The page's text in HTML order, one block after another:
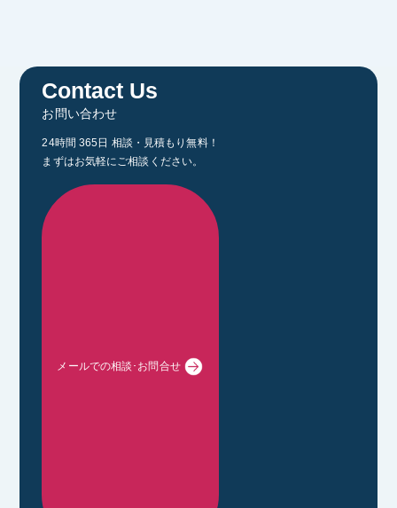
Contact Us
お問い合わせ
24時間 365日 相談・見積もり無料！
まずはお気軽にご相談ください。
メールでの相談･お問合せ